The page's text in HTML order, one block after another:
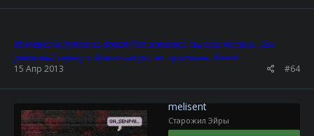
Интересно,будет ли донат?Не хотелось бы,если честно. Лоу-
рейтовый сервер с доном-штука не приятная.:bored:
15 Апр 2013 #64
melisent
Старожил Эйры